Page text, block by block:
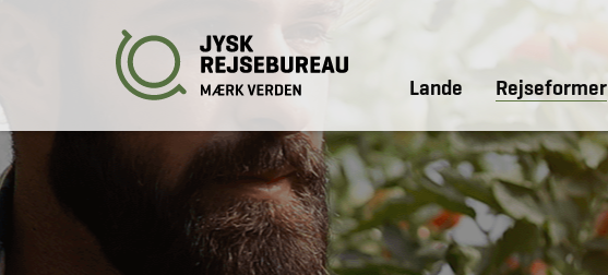
Lande Rejseformer